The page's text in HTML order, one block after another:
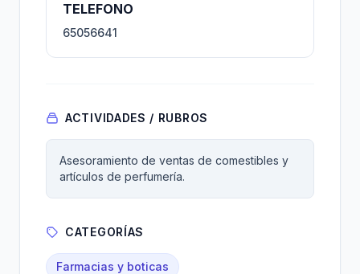
TELEFONO
65056641
ACTIVIDADES / RUBROS
Asesoramiento de ventas de comestibles y
artículos de perfumería.
CATEGORÍAS
Farmacias y boticas